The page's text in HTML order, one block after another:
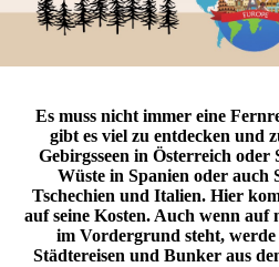
Es muss nicht immer eine
gibt es viel zu entdecken und
Gebirgsseen in Österreich oder
Wüste in Spanien oder auch
Tschechien und Italien. Hier
auf seine Kosten. Auch wenn auf
im Vordergrund steht,
Städtereisen und Bunker aus